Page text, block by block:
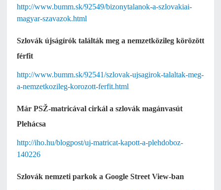
http://www.bumm.sk/92549/bizonytalanok-a-szlovakiai-
magyar-szavazok.html
Szlovák újságírók találták meg a nemzetközileg körözött
férfit
http://www.bumm.sk/92541/szlovak-ujsagirok-talaltak-meg-
a-nemzetkozileg-korozott-ferfit.html
Már PSŽ-matricával cirkál a szlovák magánvasút
Plehácsa
http://iho.hu/blogpost/uj-matricat-kapott-a-plehdoboz-
140226
Szlovák nemzeti parkok a Google Street View-ban